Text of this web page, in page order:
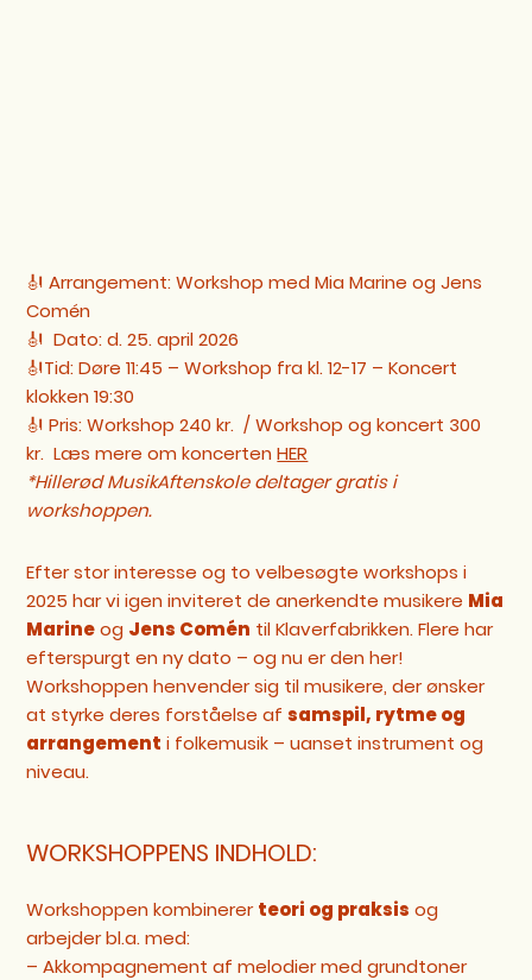
🎻 Arrangement: Workshop med Mia Marine og Jens
Comén
🎻 Dato: d. 25. april 2026
🎻Tid: Døre 11:45 – Workshop fra kl. 12-17 – Koncert
klokken 19:30
🎻 Pris: Workshop 240 kr. / Workshop og koncert 300
kr. Læs mere om koncertenHER
*Hillerød MusikAftenskole deltager gratis i
workshoppen.
Efter stor interesse og to velbesøgte workshops i
2025 har vi igen inviteret de anerkendte musikere Mia
Marineog Jens Comén til Klaverfabrikken. Flere har
efterspurgt en ny dato – og nu er den her!
Workshoppen henvender sig til musikere, der ønsker
at styrke deres forståelse afsamspil, rytme og
arrangement i folkemusik – uanset instrument og
niveau.
WORKSHOPPENS INDHOLD:
Workshoppen kombinererteori og praksis og
arbejder bl.a. med:
– Akkompagnement af melodier med grundtoner